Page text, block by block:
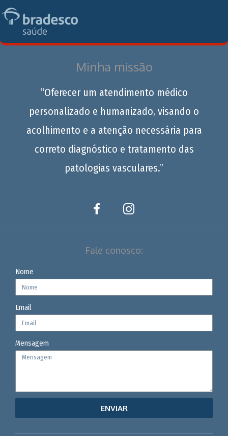
Minha missão
“Oferecer um atendimento médico
personalizado e humanizado, visando o
acolhimento e a atenção necessária para
correto diagnóstico e tratamento das
patologias vasculares.”
Fale conosco:
Nome
Email
Mensagem
ENVIAR